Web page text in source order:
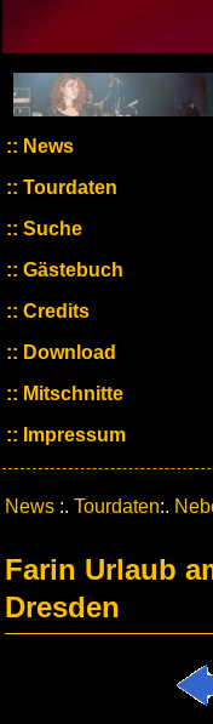
News
Tourdaten
Suche
Gästebuch
Credits
Download
Mitschnitte
Impressum
News :. Tourdaten:.
Farin Urlaub
Dresden